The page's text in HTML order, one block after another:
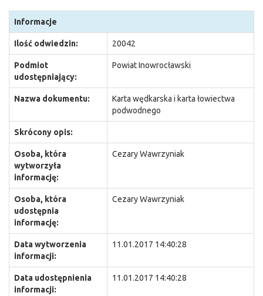
Informacje
Ilość odwiedzin: 20042
Podmiot
udostępniający:
Powiat Inowrocławski
Nazwa dokumentu:
Karta wędkarska i karta łowiectwa
podwodnego
Skrócony opis:
Osoba, która
wytworzyła
informację:
Cezary Wawrzyniak
Osoba, która
udostępnia
informację:
Cezary Wawrzyniak
Data wytworzenia
informacji:
11.01.2017 14:40:28
Data udostępnienia
informacji:
11.01.2017 14:40:28